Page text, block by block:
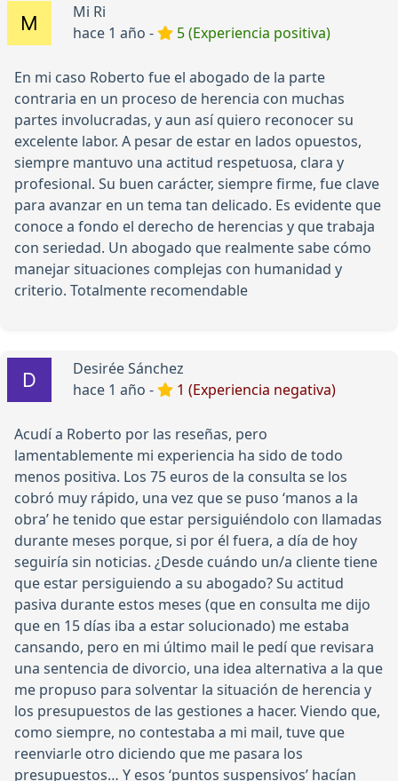
Mi Ri
hace 1 año -
5 (Experiencia positiva)
En mi caso Roberto fue el abogado de la parte
contraria en un proceso de herencia con muchas
partes involucradas, y aun así quiero reconocer su
excelente labor. A pesar de estar en lados opuestos,
siempre mantuvo una actitud respetuosa, clara y
profesional. Su buen carácter, siempre firme, fue clave
para avanzar en un tema tan delicado. Es evidente que
conoce a fondo el derecho de herencias y que trabaja
con seriedad. Un abogado que realmente sabe cómo
manejar situaciones complejas con humanidad y
criterio. Totalmente recomendable
Desirée Sánchez
hace 1 año -
1 (Experiencia negativa)
Acudí a Roberto por las reseñas, pero
lamentablemente mi experiencia ha sido de todo
menos positiva. Los 75 euros de la consulta se los
cobró muy rápido, una vez que se puso ‘manos a la
obra’ he tenido que estar persiguiéndolo con llamadas
durante meses porque, si por él fuera, a día de hoy
seguiría sin noticias. ¿Desde cuándo un/a cliente tiene
que estar persiguiendo a su abogado? Su actitud
pasiva durante estos meses (que en consulta me dijo
que en 15 días iba a estar solucionado) me estaba
cansando, pero en mi último mail le pedí que revisara
una sentencia de divorcio, una idea alternativa a la que
me propuso para solventar la situación de herencia y
los presupuestos de las gestiones a hacer. Viendo que,
como siempre, no contestaba a mi mail, tuve que
reenviarle otro diciendo que me pasara los
presupuestos… Y esos ‘puntos suspensivos’ hacían